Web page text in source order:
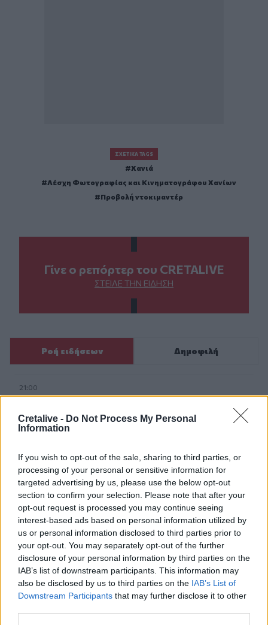
Cretalive - Do Not Process My Personal
Information
If you wish to opt-out of the sale, sharing to third parties, or
processing of your personal or sensitive information for
targeted advertising by us, please use the below opt-out
section to confirm your selection. Please note that after your
opt-out request is processed you may continue seeing
interest-based ads based on personal information utilized by
us or personal information disclosed to third parties prior to
your opt-out. You may separately opt-out of the further
disclosure of your personal information by third parties on the
IAB’s list of downstream participants. This information may
also be disclosed by us to third parties on the IAB’s List of
Downstream Participants that may further disclose it to other
ΣΧΕΤΙΚΆ TAGS
Χανιά
Λέσχη Φωτογραφίας και Κινηματογράφου Χανίων
Προβολή ντοκιμαντέρ
Γίνε ο ρεπόρτερ του CRETALIVE
ΣΤΕΊΛΕ ΤΗΝ ΕΊΔΗΣΗ
Ροή ειδήσεων Δημοφιλή
21:00
Χανιά: Τραγούδια που κουβαλούν ιστορίες και
τα έργα σε όλο το μήκος του ΒΟΑΚ»
20:42
Νορβηγία: Μυστηριώδεις θάνατοι ταράνδων δημιουργούν
ερωτηματικά
Ιεράπετρα: Χειροπέδες σε 20χρονο φερόμενο διακινητή
για την «καραβιά» με τους 45 μετανάστες
Λιμάνι Ηρακλείου: Έμπλεξε ο κάβος στην προπέλα του
πλοίου!